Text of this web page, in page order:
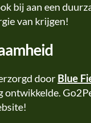
bij aan een
van krijgen!
door Blue